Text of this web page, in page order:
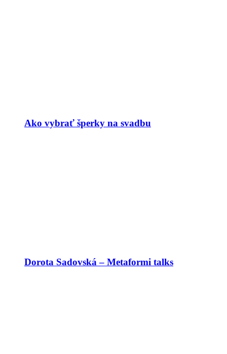
Ako vybrať šperky na svadbu
Dorota Sadovská – Metaformi talks